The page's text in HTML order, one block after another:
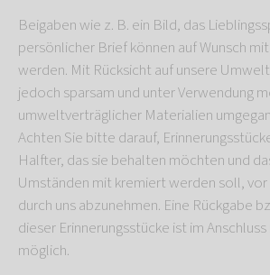
Beigaben wie z. B. ein Bild, das
persönlicher Brief können auf Wunsch
werden. Mit Rücksicht auf unsere
jedoch sparsam und unter Verwendung
umweltverträglicher Materialien
Achten Sie bitte darauf,
Halfter, das sie behalten möchten und
Umständen mit kremiert werden soll,
durch uns abzunehmen. Eine Rückgabe
dieser Erinnerungsstücke ist im
möglich.